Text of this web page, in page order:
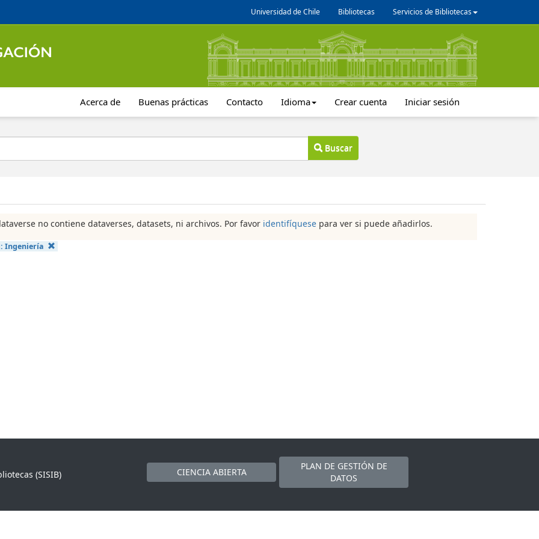
Universidad de Chile Bibliotecas Servicios de Bibliotecas
Acerca de Buenas prácticas Contacto Idioma Crear cuenta Iniciar sesión
Buscar
no contiene dataverses, datasets, ni archivos. Por favor identifíquese para ver si puede añadirlos.
Ingeniería
(SISIB)
CIENCIA ABIERTA
PLAN DE GESTIÓN DE
DATOS